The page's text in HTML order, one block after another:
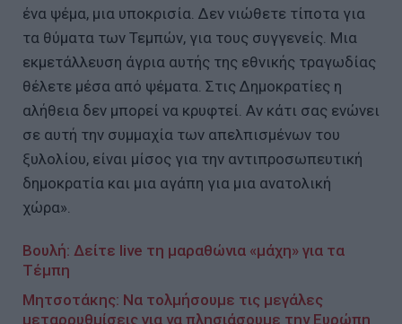
ένα ψέμα, μια υποκρισία. Δεν νιώθετε τίποτα για
τα θύματα των Τεμπών, για τους συγγενείς. Μια
εκμετάλλευση άγρια αυτής της εθνικής τραγωδίας
θέλετε μέσα από ψέματα. Στις Δημοκρατίες η
αλήθεια δεν μπορεί να κρυφτεί. Αν κάτι σας ενώνει
σε αυτή την συμμαχία των απελπισμένων του
ξυλολίου, είναι μίσος για την αντιπροσωπευτική
δημοκρατία και μια αγάπη για μια ανατολική
χώρα».
Βουλή: Δείτε live τη μαραθώνια «μάχη» για τα
Τέμπη
Μητσοτάκης: Να τολμήσουμε τις μεγάλες
μεταρρυθμίσεις για να πλησιάσουμε την Ευρώπη